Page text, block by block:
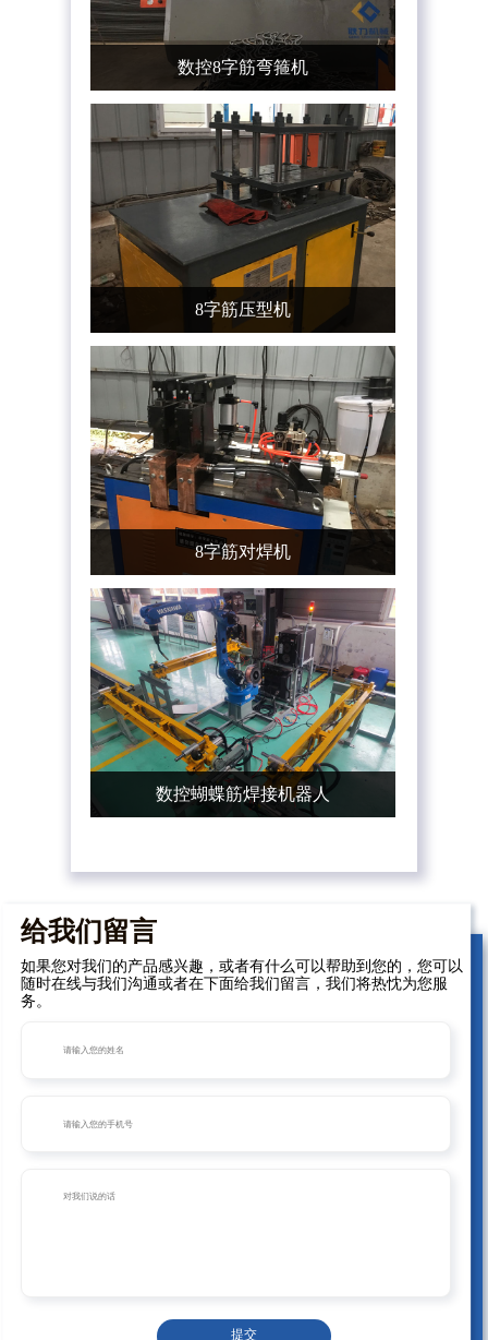
数控8字筋弯箍机
8字筋压型机
8字筋对焊机
数控蝴蝶筋焊接机器人
给我们留言
如果您对我们的产品感兴趣，或者有什么可以帮助到您的，您可以
随时在线与我们沟通或者在下面给我们留言，我们将热忱为您服
务。
提交